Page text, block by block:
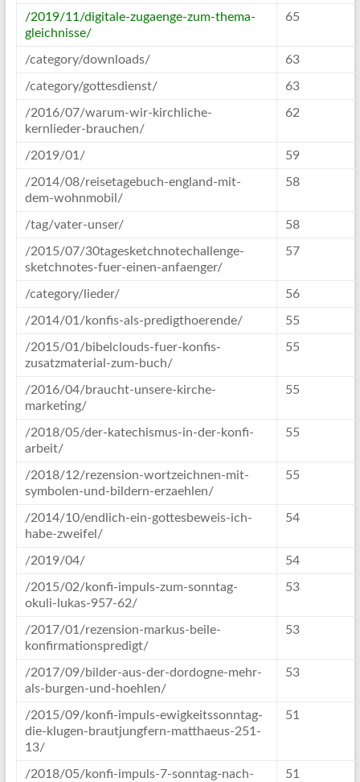
/2019/11/digitale-zugaenge-zum-thema-
gleichnisse/
65
/category/downloads/ 63
/category/gottesdienst/ 63
/2016/07/warum-wir-kirchliche-
kernlieder-brauchen/
62
/2019/01/ 59
/2014/08/reisetagebuch-england-mit-
dem-wohnmobil/
58
/tag/vater-unser/ 58
/2015/07/30tagesketchnotechallenge-
sketchnotes-fuer-einen-anfaenger/
57
/category/lieder/ 56
/2014/01/konfis-als-predigthoerende/ 55
/2015/01/bibelclouds-fuer-konfis-
zusatzmaterial-zum-buch/
55
/2016/04/braucht-unsere-kirche-
marketing/
55
/2018/05/der-katechismus-in-der-konfi-
arbeit/
55
/2018/12/rezension-wortzeichnen-mit-
symbolen-und-bildern-erzaehlen/
55
/2014/10/endlich-ein-gottesbeweis-ich-
habe-zweifel/
54
/2019/04/ 54
/2015/02/konfi-impuls-zum-sonntag-
okuli-lukas-957-62/
53
/2017/01/rezension-markus-beile-
konfirmationspredigt/
53
/2017/09/bilder-aus-der-dordogne-mehr-
als-burgen-und-hoehlen/
53
/2015/09/konfi-impuls-ewigkeitssonntag-
die-klugen-brautjungfern-matthaeus-251-
13/
51
/2018/05/konfi-impuls-7-sonntag-nach-
51